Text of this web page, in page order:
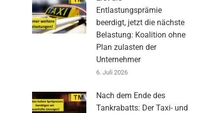
Entlastungsprämie
beerdigt, jetzt die nächste
Belastung: Koalition ohne
Plan zulasten der
Unternehmer
6. Juli 2026
Nach dem Ende des
Tankrabatts: Der Taxi- und